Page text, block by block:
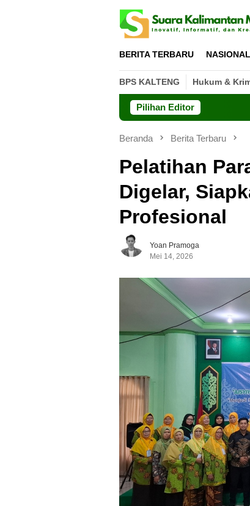
BERITA TERBARU NASIONAL
BPS KALTENG Hukum &
Pilihan Editor
Beranda Berita Terbaru
Pelatihan
Digelar,
Profesional
Yoan Pramoga
Mei 14, 2026